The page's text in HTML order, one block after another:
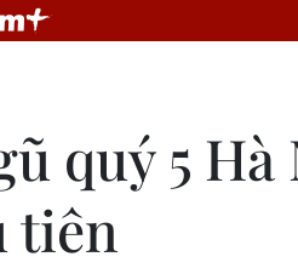
quý 5
tiên